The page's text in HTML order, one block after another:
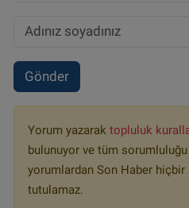
Gönder
Yorum yazarak topluluk
bulunuyor ve tüm
yorumlardan Son Haber
tutulamaz.